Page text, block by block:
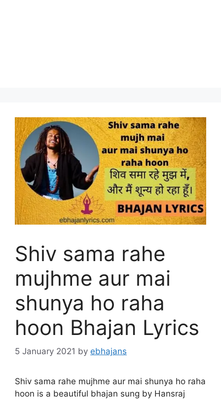
Shiv sama rahe
mujhme aur mai
shunya ho raha
hoon Bhajan Lyrics
5 January 2021 by ebhajans
Shiv sama rahe mujhme aur mai shunya ho raha
hoon is a beautiful bhajan sung by Hansraj